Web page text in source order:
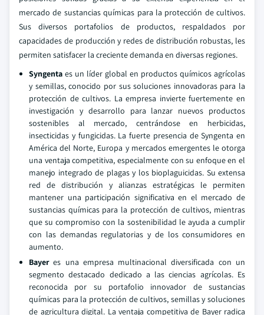
mercado de sustancias químicas para la protección de cultivos.
Sus diversos portafolios de productos, respaldados por
capacidades de producción y redes de distribución robustas, les
permiten satisfacer la creciente demanda en diversas regiones.
Syngenta es un líder global en productos químicos agrícolas
y semillas, conocido por sus soluciones innovadoras para la
protección de cultivos. La empresa invierte fuertemente en
investigación y desarrollo para lanzar nuevos productos
sostenibles al mercado, centrándose en herbicidas,
insecticidas y fungicidas. La fuerte presencia de Syngenta en
América del Norte, Europa y mercados emergentes le otorga
una ventaja competitiva, especialmente con su enfoque en el
manejo integrado de plagas y los bioplaguicidas. Su extensa
red de distribución y alianzas estratégicas le permiten
mantener una participación significativa en el mercado de
sustancias químicas para la protección de cultivos, mientras
que su compromiso con la sostenibilidad le ayuda a cumplir
con las demandas regulatorias y de los consumidores en
aumento.
Bayeres una empresa multinacional diversificada con un
segmento destacado dedicado a las ciencias agrícolas. Es
reconocida por su portafolio innovador de sustancias
químicas para la protección de cultivos, semillas y soluciones
de agricultura digital. La ventaja competitiva de Bayer radica